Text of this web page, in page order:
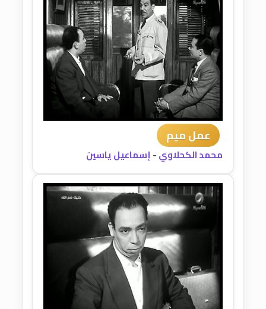
عمل ميم
محمد الكحلاوي-إسماعيل ياسين